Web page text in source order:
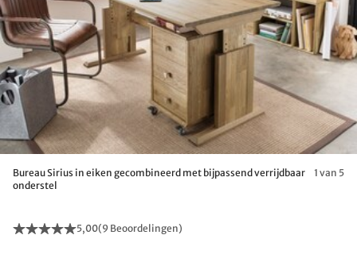
Bureau Sirius in eiken gecombineerd met bijpassend verrijdbaar
onderstel
1 van 5
5,00(9 Beoordelingen)